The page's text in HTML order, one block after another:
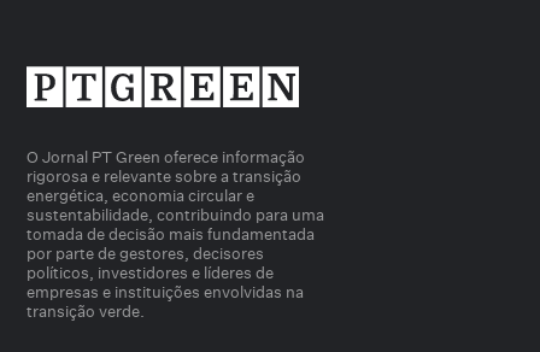
O Jornal PT Green oferece informação
rigorosa e relevante sobre a transição
energética, economia circular e
sustentabilidade, contribuindo para uma
tomada de decisão mais fundamentada
por parte de gestores, decisores
políticos, investidores e líderes de
empresas e instituições envolvidas na
transição verde.